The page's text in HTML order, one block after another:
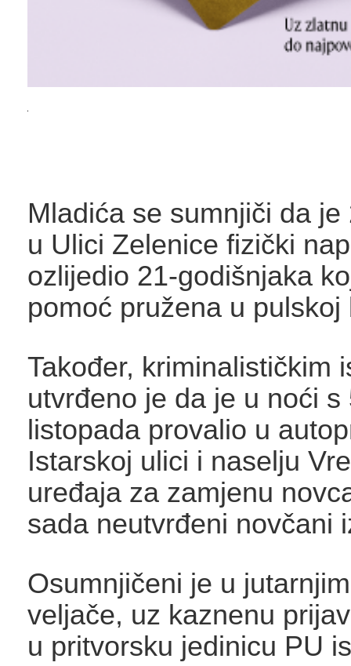
Mladića se sumnjiči da je
u Ulici Zelenice fizički
ozlijedio 21-godišnjaka
pomoć pružena u pulskoj
Također, kriminalističkim
utvrđeno je da je u noći s
listopada provalio u
Istarskoj ulici i naselju
uređaja za zamjenu
sada neutvrđeni novčani
Osumnjičeni je u
veljače, uz kaznenu
u pritvorsku jedinicu PU